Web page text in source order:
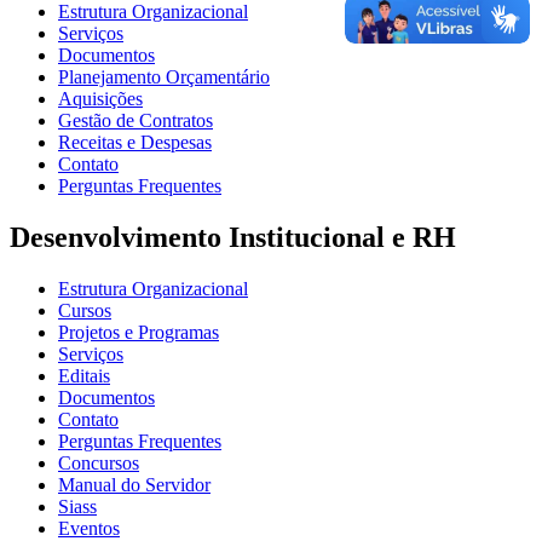
Estrutura Organizacional
Serviços
Documentos
Planejamento Orçamentário
Aquisições
Gestão de Contratos
Receitas e Despesas
Contato
Perguntas Frequentes
Desenvolvimento Institucional e RH
Estrutura Organizacional
Cursos
Projetos e Programas
Serviços
Editais
Documentos
Contato
Perguntas Frequentes
Concursos
Manual do Servidor
Siass
Eventos